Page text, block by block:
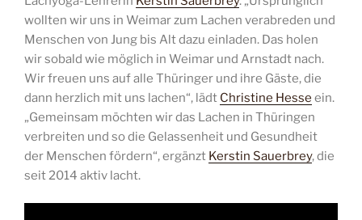
wollten wir uns in Weimar zum Lachen verabreden und
Menschen von Jung bis Alt dazu einladen. Das holen
wir sobald wie möglich in Weimar und Arnstadt nach.
Wir freuen uns auf alle Thüringer und ihre Gäste, die
dann herzlich mit uns lachen“, lädt Christine Hesse ein.
„Gemeinsam möchten wir das Lachen in Thüringen
verbreiten und so die Gelassenheit und Gesundheit
der Menschen fördern“, ergänzt Kerstin Sauerbrey, die
seit 2014 aktiv lacht.